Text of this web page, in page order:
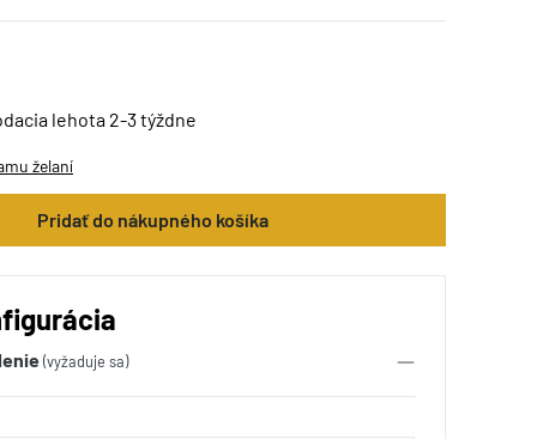
lehota 2-3 týždne
želaní
Pridať do nákupného košíka
(vyžaduje sa)